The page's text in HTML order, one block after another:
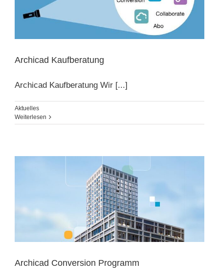
Archicad Kaufberatung
Archicad Kaufberatung Wir [...]
Aktuelles
Weiterlesen
Archicad Conversion Programm